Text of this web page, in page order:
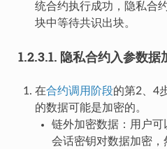
统合约执行成功，隐私合
块中等待共识出块。
1.2.3.1. 隐私合约入参数据
在合约调用阶段的第2、4
的数据可能是加密的。
链外加密数据：用户
会话密钥对数据加密，